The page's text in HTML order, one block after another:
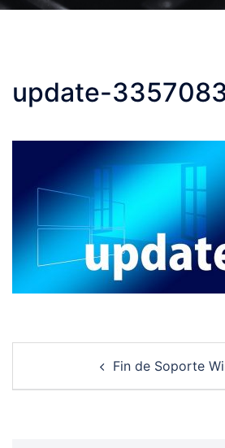
update-
navigation Fin de Soporte